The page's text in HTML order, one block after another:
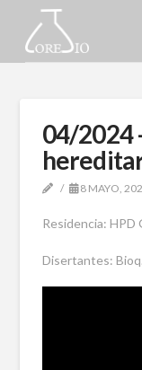
04/2024
8 MAYO,
Residencia: HPD
Disertantes: